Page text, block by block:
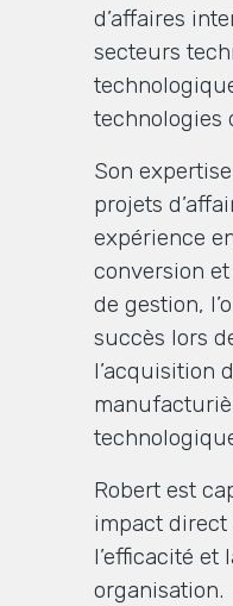
d’affaires
secteurs
technologies
Son
projets
expérience
conversion
de gestion,
succès lors
l’acquisition
Robert est
impact direct
l’efficacité et
organisation.